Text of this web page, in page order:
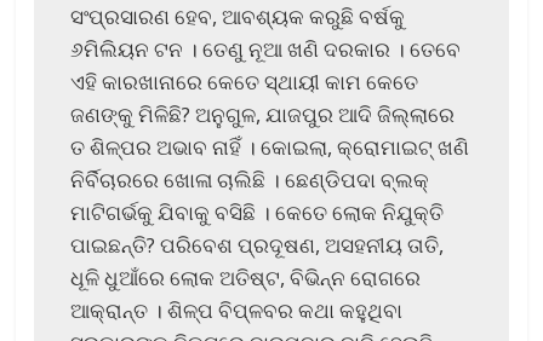
ସଂପ୍ରସାରଣ ହେବ, ଆବଶ୍ୟକ କରୁଛି ବର୍ଷକୁ
୬ମିଲିୟନ ଟନ । ତେଣୁ ନୂଆ ଖଣି ଦରକାର । ତେବେ
ଏହି କାରଖାନାରେ କେତେ ସ୍ଥାୟୀ କାମ କେତେ
ଜଣଙ୍କୁ ମିଳିଛି? ଅନୁଗୁଳ, ଯାଜପୁର ଆଦି ଜିଲ୍ଲାରେ
ତ ଶିଳ୍ପର ଅଭାବ ନାହିଁ । କୋଇଲା, କ୍ରୋମାଇଟ୍ ଖଣି
ନିର୍ବିଚାରରେ ଖୋଳା ଚାଲିଛି । ଛେଣ୍ଡିପଦା ବ୍ଲକ୍
ମାଟିଗର୍ଭକୁ ଯିବାକୁ ବସିଛି । କେତେ ଲୋକ ନିଯୁକ୍ତି
ପାଇଛନ୍ତି? ପରିବେଶ ପ୍ରଦୂଷଣ, ଅସହନୀୟ ତାତି,
ଧୂଳି ଧୁଆଁରେ ଲୋକ ଅତିଷ୍ଟ, ବିଭିନ୍ନ ରୋଗରେ
ଆକ୍ରାନ୍ତ । ଶିଳ୍ପ ବିପ୍ଳବର କଥା କହୁଥିବା